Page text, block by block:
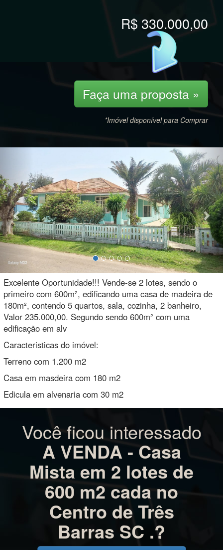
R$ 330.000,00
Faça uma proposta »
*Imóvel disponível para Comprar
Excelente Oportunidade!!! Vende-se 2 lotes, sendo o
primeiro com 600m², edificando uma casa de madeira de
180m², contendo 5 quartos, sala, cozinha, 2 banheiro,
Valor 235.000,00. Segundo sendo 600m² com uma
edificação em alv
Caracteristicas do imóvel:
Terreno com 1.200 m2
Casa em masdeira com 180 m2
Edicula em alvenaria com 30 m2
Você ficou interessado
A VENDA - Casa
Mista em 2 lotes de
600 m2 cada no
Centro de Três
Barras SC .?